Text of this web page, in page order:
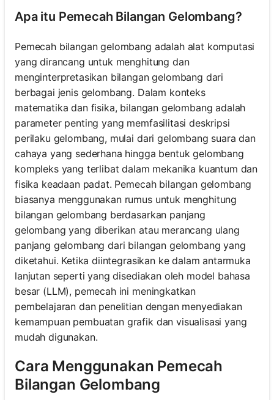
Apa itu Pemecah Bilangan Gelombang?
Pemecah bilangan gelombang adalah alat komputasi
yang dirancang untuk menghitung dan
menginterpretasikan bilangan gelombang dari
berbagai jenis gelombang. Dalam konteks
matematika dan fisika, bilangan gelombang adalah
parameter penting yang memfasilitasi deskripsi
perilaku gelombang, mulai dari gelombang suara dan
cahaya yang sederhana hingga bentuk gelombang
kompleks yang terlibat dalam mekanika kuantum dan
fisika keadaan padat. Pemecah bilangan gelombang
biasanya menggunakan rumus untuk menghitung
bilangan gelombang berdasarkan panjang
gelombang yang diberikan atau merancang ulang
panjang gelombang dari bilangan gelombang yang
diketahui. Ketika diintegrasikan ke dalam antarmuka
lanjutan seperti yang disediakan oleh model bahasa
besar (LLM), pemecah ini meningkatkan
pembelajaran dan penelitian dengan menyediakan
kemampuan pembuatan grafik dan visualisasi yang
mudah digunakan.
Cara Menggunakan Pemecah
Bilangan Gelombang